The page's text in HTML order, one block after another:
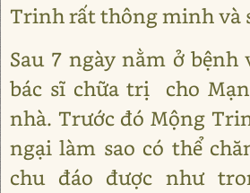
Trinh rất thông minh và
Sau 7 ngày nằm ở bệnh
bác sĩ chữa trị cho
nhà. Trước đó Mộng
ngại làm sao có thể
chu đáo được như